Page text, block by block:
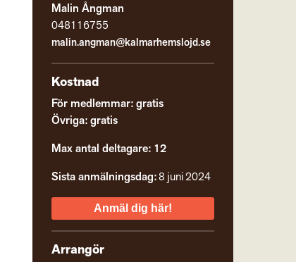
Malin Ångman
048116755
malin.angman@kalmarhemslojd.se
Kostnad
För medlemmar: gratis
Övriga: gratis
Max antal deltagare: 12
Sista anmälningsdag:8 juni 2024
Anmäl dig här!
Arrangör